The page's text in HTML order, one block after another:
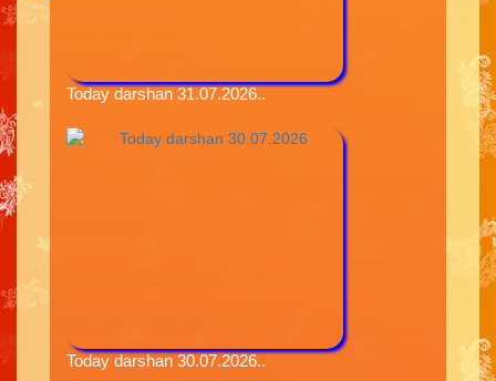
Today darshan 31.07.2026..
Today darshan 30.07.2026..